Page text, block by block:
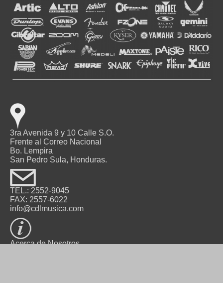
3ra Avenida 9 y 10 Calle S.O.
Frente al Correo Nacional
Bo. Lempira
San Pedro Sula, Honduras.
TEL.: 2552-9045
FAX: 2557-6022
info@cdlmusica.com
Acerca de Nosotros